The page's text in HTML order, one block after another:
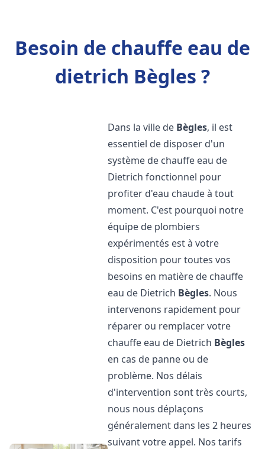
Besoin de chauffe eau de
dietrich Bègles ?
Dans la ville de Bègles, il est
essentiel de disposer d'un
système de chauffe eau de
Dietrich fonctionnel pour
profiter d'eau chaude à tout
moment. C'est pourquoi notre
équipe de plombiers
expérimentés est à votre
disposition pour toutes vos
besoins en matière de chauffe
eau de Dietrich Bègles. Nous
intervenons rapidement pour
réparer ou remplacer votre
chauffe eau de Dietrich Bègles
en cas de panne ou de
problème. Nos délais
d'intervention sont très courts,
nous nous déplaçons
généralement dans les 2 heures
suivant votre appel. Nos tarifs